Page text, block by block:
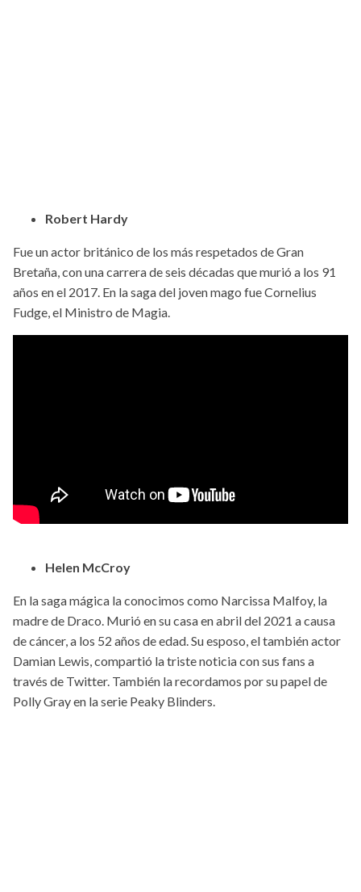
Robert Hardy
Fue un actor británico de los más respetados de Gran
Bretaña, con una carrera de seis décadas que murió a los 91
años en el 2017. En la saga del joven mago fue Cornelius
Fudge, el Ministro de Magia.
Helen McCroy
En la saga mágica la conocimos como Narcissa Malfoy, la
madre de Draco. Murió en su casa en abril del 2021 a causa
de cáncer, a los 52 años de edad. Su esposo, el también actor
Damian Lewis, compartió la triste noticia con sus fans a
través de Twitter. También la recordamos por su papel de
Polly Gray en la serie Peaky Blinders.